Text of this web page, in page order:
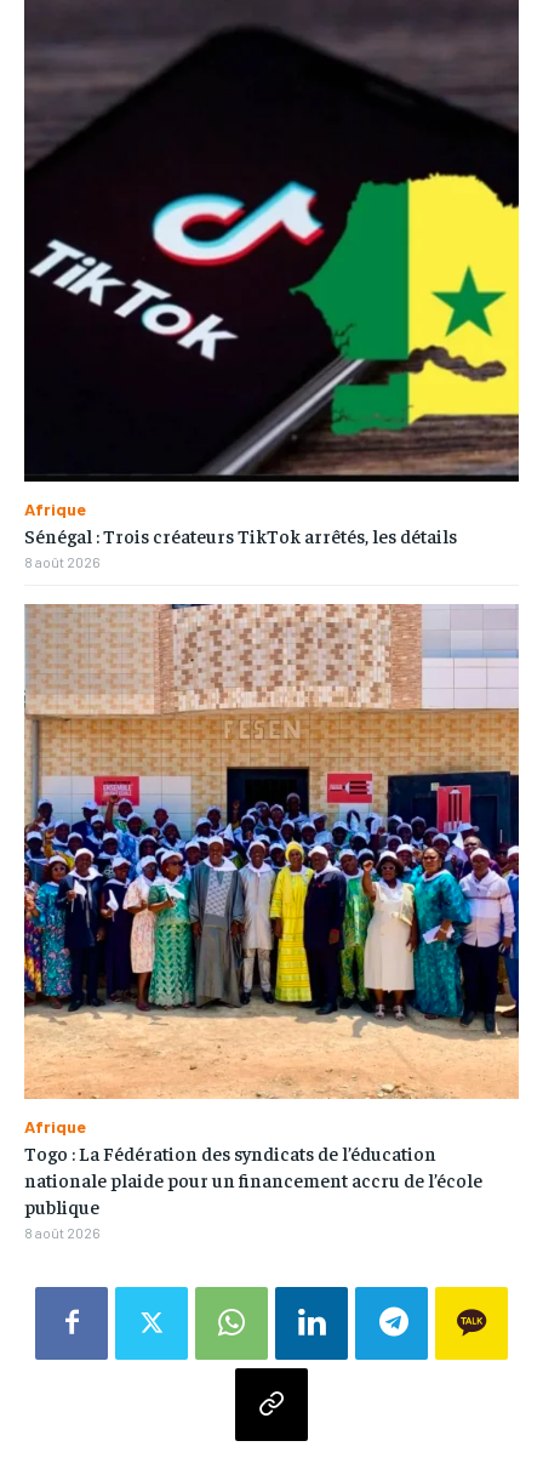
Afrique
Sénégal : Trois créateurs TikTok arrêtés, les détails
8 août 2026
Afrique
Togo : La Fédération des syndicats de l’éducation
nationale plaide pour un financement accru de l’école
publique
8 août 2026